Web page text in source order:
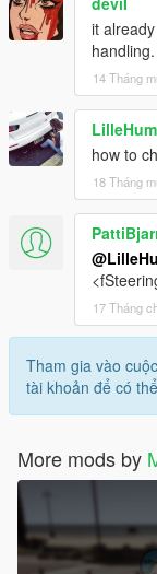
it
handling.
14 Tháng
how to
18 Tháng
17 Tháng
Tham gia vào
tài khoản để có
More mods by